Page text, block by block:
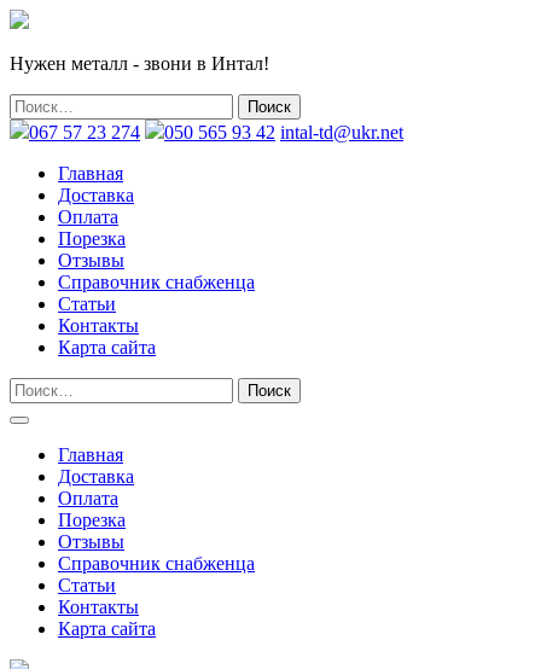
Нужен металл - звони в Интал!
067 57 23 274 050 565 93 42 intal-td@ukr.net
Главная
Доставка
Оплата
Порезка
Отзывы
Справочник снабженца
Статьи
Контакты
Карта сайта
Главная
Доставка
Оплата
Порезка
Отзывы
Справочник снабженца
Статьи
Контакты
Карта сайта